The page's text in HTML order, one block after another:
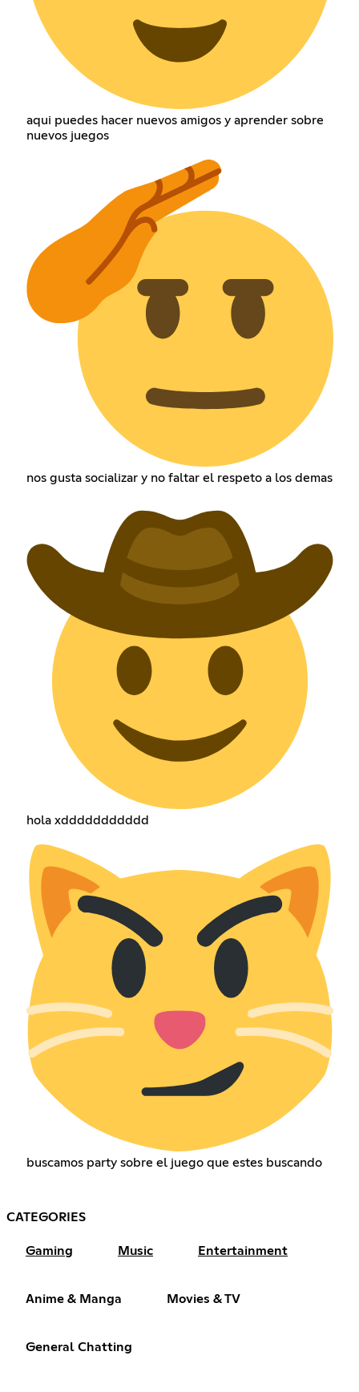
aqui puedes hacer nuevos amigos y aprender sobre
nuevos juegos
nos gusta socializar y no faltar el respeto a los demas
hola xddddddddddd
buscamos party sobre el juego que estes buscando
CATEGORIES
Gaming Music Entertainment
Anime & Manga Movies & TV
General Chatting